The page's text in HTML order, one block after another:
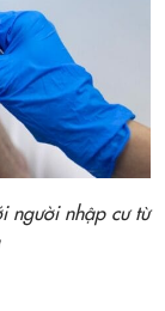
người nhập cư từ